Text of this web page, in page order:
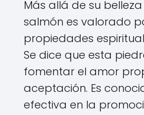
Más allá de su
salmón es valorado
propiedades
Se dice que esta
fomentar el amor
aceptación. Es
efectiva en la